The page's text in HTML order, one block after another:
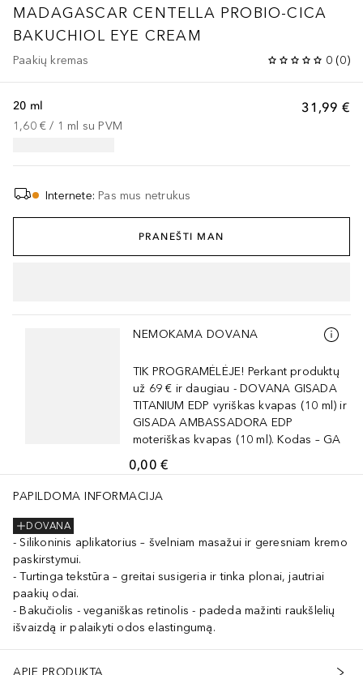
MADAGASCAR CENTELLA PROBIO-CICA
BAKUCHIOL EYE CREAM
Paakių kremas 0 (0)
31,99 €
20 ml
1,60 € / 1 ml su PVM
Internete: Pas mus netrukus
PRANEŠTI MAN
Praleisti slankiklį
NEMOKAMA DOVANA
TIK PROGRAMĖLĖJE! Perkant produktų
už 69 € ir daugiau - DOVANA GISADA
TITANIUM EDP vyriškas kvapas (10 ml) ir
GISADA AMBASSADORA EDP
moteriškas kvapas (10 ml). Kodas – GA
0,00 €
PAPILDOMA INFORMACIJA
DOVANA
Silikoninis aplikatorius – švelniam masažui ir geresniam kremo
paskirstymui.
Turtinga tekstūra – greitai susigeria ir tinka plonai, jautriai
paakių odai.
Bakučiolis - veganiškas retinolis - padeda mažinti raukšlelių
išvaizdą ir palaikyti odos elastingumą.